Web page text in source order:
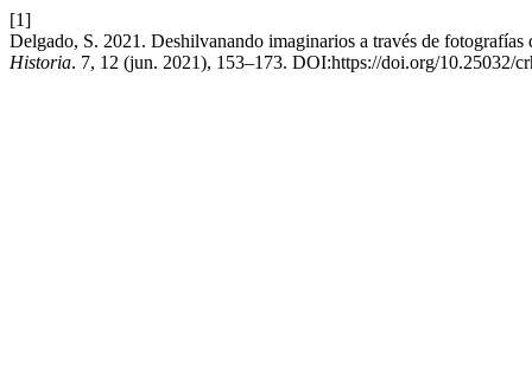
[1]
Delgado, S. 2021. Deshilvanando imaginarios a través de
Historia. 7, 12 (jun. 2021), 153–173. DOI:https://doi.org/10.25032/